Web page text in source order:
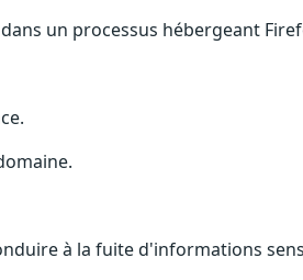
un processus hébergeant
à la fuite d'informations